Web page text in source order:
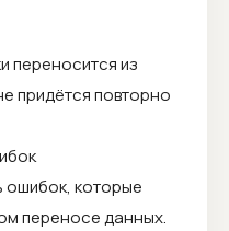
переносится из
придётся повторно
ошибок, которые
переносе данных.